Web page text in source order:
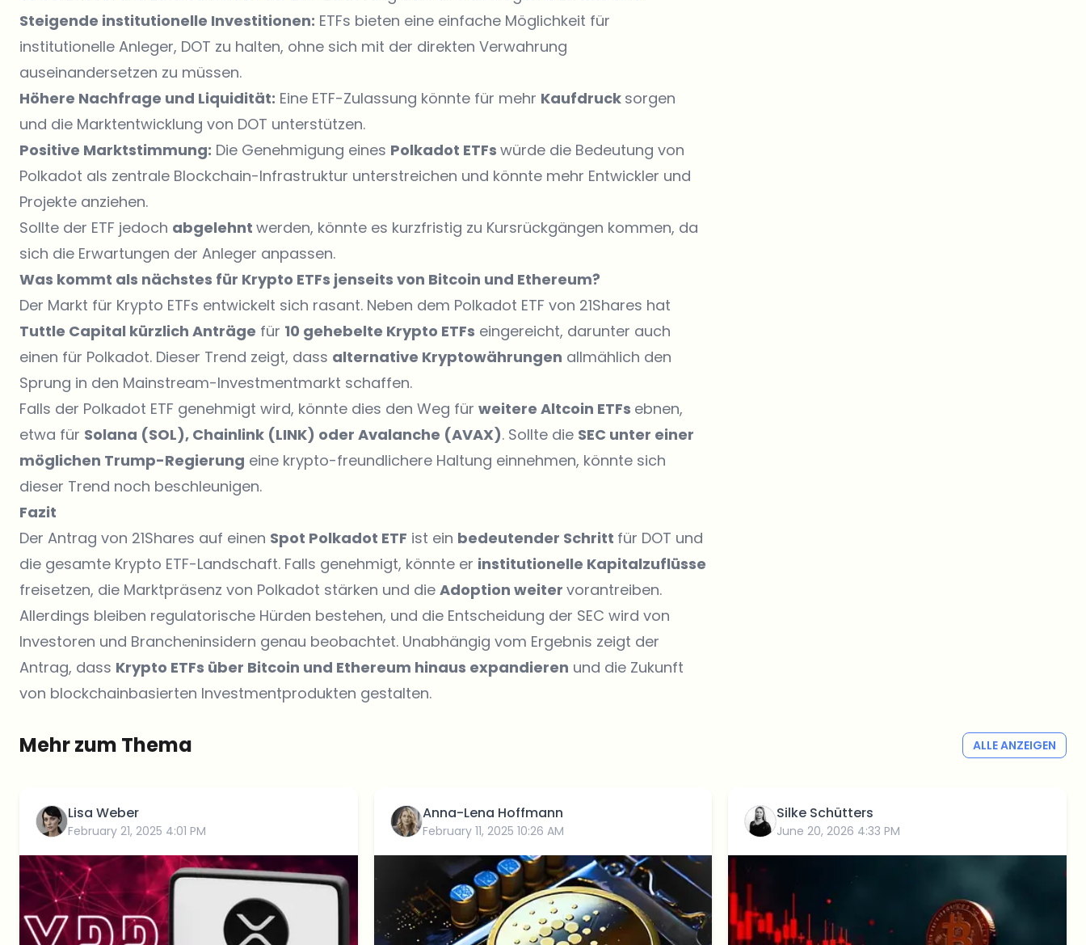
Steigende institutionelle Investitionen: ETFs bieten eine einfache Möglichkeit für
institutionelle Anleger, DOT zu halten, ohne sich mit der direkten Verwahrung
auseinandersetzen zu müssen.
Höhere Nachfrage und Liquidität: Eine ETF-Zulassung könnte für mehr Kaufdruck sorgen
und die Marktentwicklung von DOT unterstützen.
Positive Marktstimmung: Die Genehmigung eines Polkadot ETFs würde die Bedeutung von
Polkadot als zentrale Blockchain-Infrastruktur unterstreichen und könnte mehr Entwickler und
Projekte anziehen.
Sollte der ETF jedoch abgelehnt werden, könnte es kurzfristig zu Kursrückgängen kommen, da
sich die Erwartungen der Anleger anpassen.
Was kommt als nächstes für Krypto ETFs jenseits von Bitcoin und Ethereum?
Der Markt für Krypto ETFs entwickelt sich rasant. Neben dem Polkadot ETF von 21Shares hat
Tuttle Capital kürzlich Anträge für 10 gehebelte Krypto ETFs eingereicht, darunter auch
einen für Polkadot. Dieser Trend zeigt, dass alternative Kryptowährungen allmählich den
Sprung in den Mainstream-Investmentmarkt schaffen.
Falls der Polkadot ETF genehmigt wird, könnte dies den Weg für weitere Altcoin ETFs ebnen,
etwa für Solana (SOL), Chainlink (LINK) oder Avalanche (AVAX). Sollte die SEC unter einer
möglichen Trump-Regierung eine krypto-freundlichere Haltung einnehmen, könnte sich
dieser Trend noch beschleunigen.
Fazit
Der Antrag von 21Shares auf einen Spot Polkadot ETF ist ein bedeutender Schritt für DOT und
die gesamte Krypto ETF-Landschaft. Falls genehmigt, könnte er institutionelle Kapitalzuflüsse
freisetzen, die Marktpräsenz von Polkadot stärken und die Adoption weiter vorantreiben.
Allerdings bleiben regulatorische Hürden bestehen, und die Entscheidung der SEC wird von
Investoren und Brancheninsidern genau beobachtet. Unabhängig vom Ergebnis zeigt der
Antrag, dass Krypto ETFs über Bitcoin und Ethereum hinaus expandieren und die Zukunft
von blockchainbasierten Investmentprodukten gestalten.
Mehr zum Thema ALLE ANZEIGEN
Lisa Weber
February 21, 2025 4:01 PM
Anna-Lena Hoffmann
February 11, 2025 10:26 AM
Silke Schütters
June 20, 2026 4:33 PM